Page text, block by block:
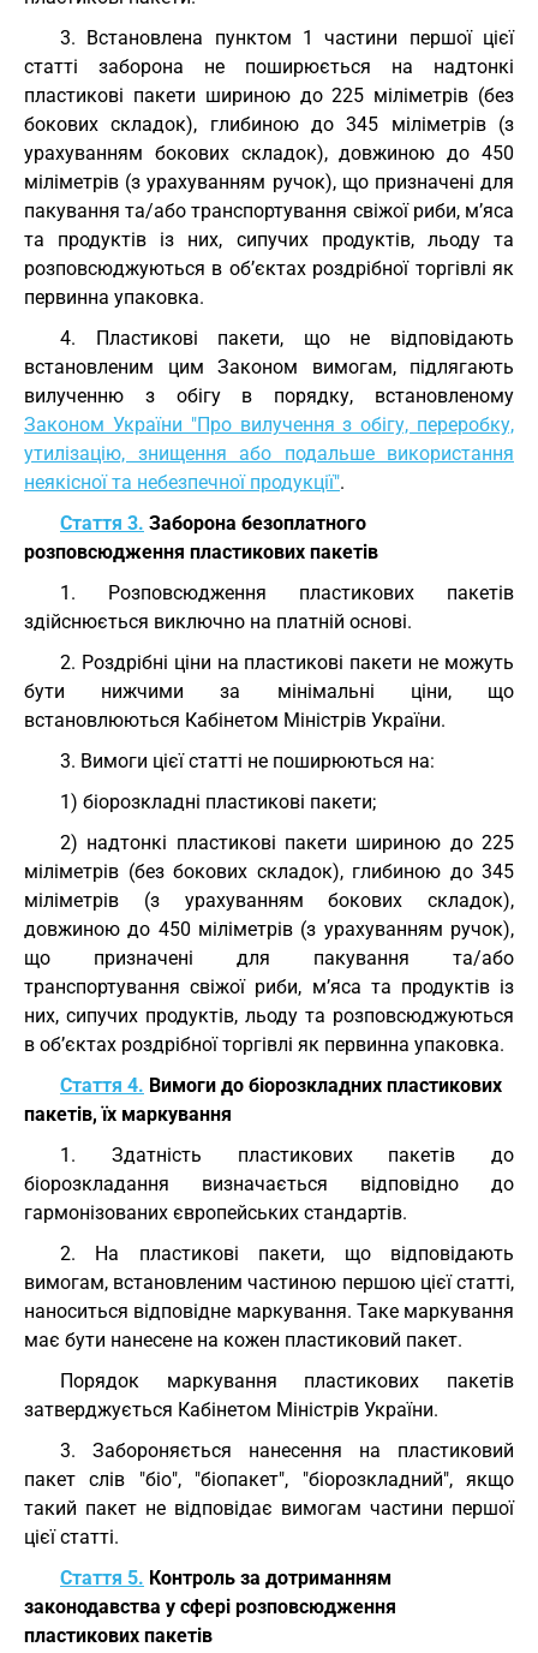
3. Встановлена пунктом 1 частини першої цієї
статті заборона не поширюється на надтонкі
пластикові пакети шириною до 225 міліметрів (без
бокових складок), глибиною до 345 міліметрів (з
урахуванням бокових складок), довжиною до 450
міліметрів (з урахуванням ручок), що призначені для
пакування та/або транспортування свіжої риби, м’яса
та продуктів із них, сипучих продуктів, льоду та
розповсюджуються в об’єктах роздрібної торгівлі як
первинна упаковка.
4. Пластикові пакети, що не відповідають
встановленим цим Законом вимогам, підлягають
вилученню з обігу в порядку, встановленому
Законом України "Про вилучення з обігу, переробку,
утилізацію, знищення або подальше використання
неякісної та небезпечної продукції".
Стаття 3. Заборона безоплатного
розповсюдження пластикових пакетів
1. Розповсюдження пластикових пакетів
здійснюється виключно на платній основі.
2. Роздрібні ціни на пластикові пакети не можуть
бути нижчими за мінімальні ціни, що
встановлюються Кабінетом Міністрів України.
3. Вимоги цієї статті не поширюються на:
1) біорозкладні пластикові пакети;
2) надтонкі пластикові пакети шириною до 225
міліметрів (без бокових складок), глибиною до 345
міліметрів (з урахуванням бокових складок),
довжиною до 450 міліметрів (з урахуванням ручок),
що призначені для пакування та/або
транспортування свіжої риби, м’яса та продуктів із
них, сипучих продуктів, льоду та розповсюджуються
в об’єктах роздрібної торгівлі як первинна упаковка.
Стаття 4. Вимоги до біорозкладних пластикових
пакетів, їх маркування
1. Здатність пластикових пакетів до
біорозкладання визначається відповідно до
гармонізованих європейських стандартів.
2. На пластикові пакети, що відповідають
вимогам, встановленим частиною першою цієї статті,
наноситься відповідне маркування. Таке маркування
має бути нанесене на кожен пластиковий пакет.
Порядок маркування пластикових пакетів
затверджується Кабінетом Міністрів України.
3. Забороняється нанесення на пластиковий
пакет слів "біо", "біопакет", "біорозкладний", якщо
такий пакет не відповідає вимогам частини першої
цієї статті.
Стаття 5. Контроль за дотриманням
законодавства у сфері розповсюдження
пластикових пакетів